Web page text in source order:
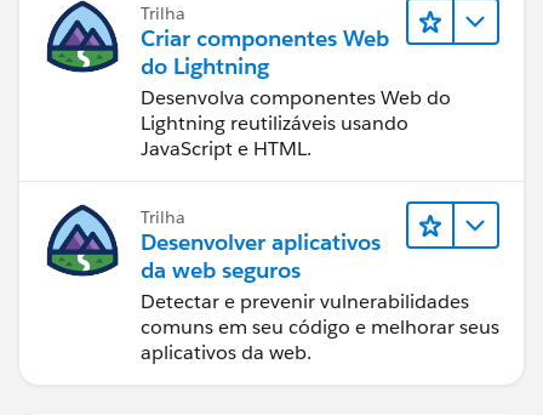
Trilha
Criar componentes Web
do Lightning
Desenvolva componentes Web do
Lightning reutilizáveis usando
JavaScript e HTML.
Trilha
Desenvolver aplicativos
da web seguros
Detectar e prevenir vulnerabilidades
comuns em seu código e melhorar seus
aplicativos da web.